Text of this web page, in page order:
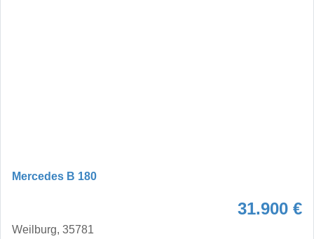
Mercedes B 180
31.900 €
Weilburg, 35781